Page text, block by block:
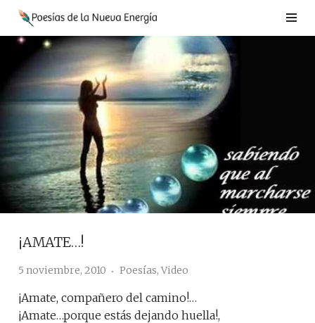
Saltar
contenido
¡AMATE…!
5 noviembre, 2010 Poesías, Video
¡Amate, compañero del camino!…
¡Amate…porque estás dejando huella!,